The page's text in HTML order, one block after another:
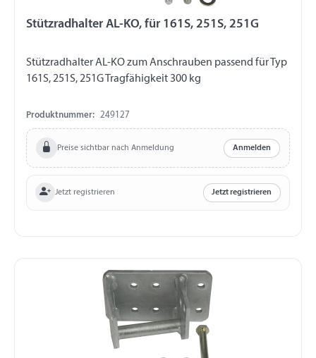
Stützradhalter AL-KO, für 161S, 251S, 251G
Stützradhalter AL-KO zum Anschrauben passend für Typ
161S, 251S, 251G Tragfähigkeit 300 kg
Produktnummer: 249127
Preise sichtbar nach Anmeldung Anmelden
Jetzt registrieren Jetzt registrieren